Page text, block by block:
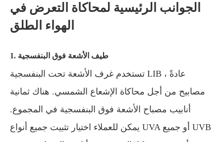
الجوانب الرئيسية لمحاكاة التعرض في
الهواء الطلق
1. طيف الأشعة فوق البنفسجية
تستخدم غرف الأشعة تحت البنفسجية LIB عادةً ،
مصابيح من أجل محاكاة الإشعاع الشمسي. هناك ثمانية
أنابيب مصباح الأشعة فوق البنفسجية في المجموع.
يمكن للعملاء اختيار تثبيت جميع أنواع UVA أو جميع UVB